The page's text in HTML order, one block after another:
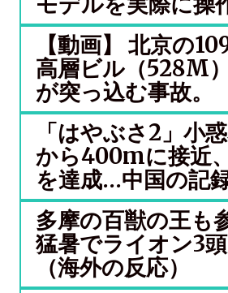
【動画】 北京の
高層ビル（528M
が突っ込む事故。
「はやぶさ2」小
から400mに接近
を達成…中国の記
多摩の百獣の王も
猛暑でライオン3
（海外の反応）